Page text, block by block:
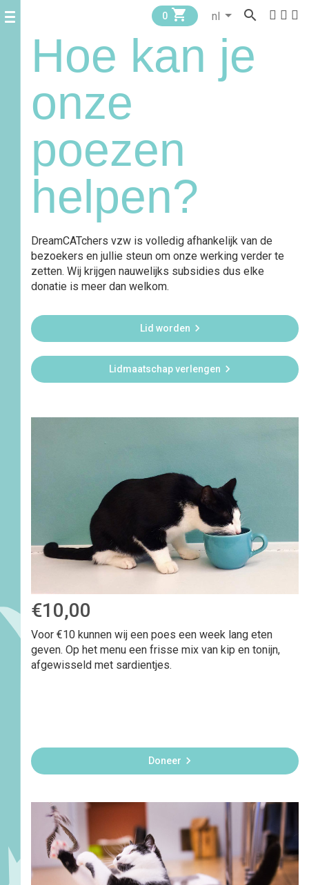
0  
Hoe kan je
onze
poezen
helpen?
DreamCATchers vzw is volledig afhankelijk van de
bezoekers en jullie steun om onze werking verder te
zetten. Wij krijgen nauwelijks subsidies dus elke
donatie is meer dan welkom.
Lid worden 
Lidmaatschap verlengen 
€10,00
Voor €10 kunnen wij een poes een week lang eten
geven. Op het menu een frisse mix van kip en tonijn,
afgewisseld met sardientjes.
Doneer 